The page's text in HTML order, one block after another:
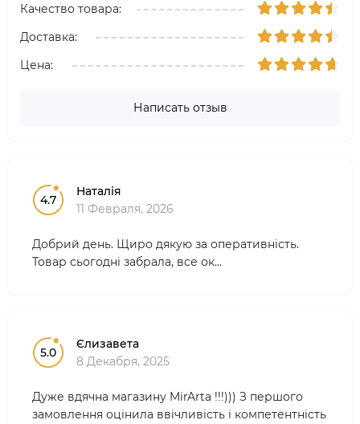
Качество товара:
Доставка:
Цена:
Написать отзыв
4.7
Наталія
11 Февраля, 2026
Добрий день. Щиро дякую за оперативність.
Товар сьогодні забрала, все ок...
5.0
Єлизавета
8 Декабря, 2025
Дуже вдячна магазину MirArta !!!))) З першого
замовлення оцінила ввічливість і компетентність